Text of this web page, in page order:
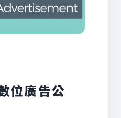
位廣告公